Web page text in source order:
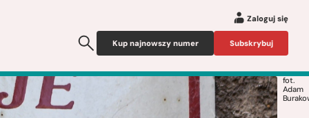
Zaloguj się
Kup najnowszy numer Subskrybuj
fot.
Adam